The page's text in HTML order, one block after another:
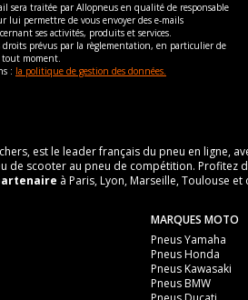
sera traitée par Allopneus en qualité de responsable
lui permettre de vous envoyer des e-mails
ses activités, produits et services.
droits prévus par la règlementation, en particulier de
tout moment.
: la politique de gestion des données.
est le leader français du pneu en ligne,
de scooter au pneu de compétition.
à Paris, Lyon, Marseille, Toulouse et
MARQUES MOTO
Pneus Yamaha
Pneus Honda
Pneus Kawasaki
Pneus BMW